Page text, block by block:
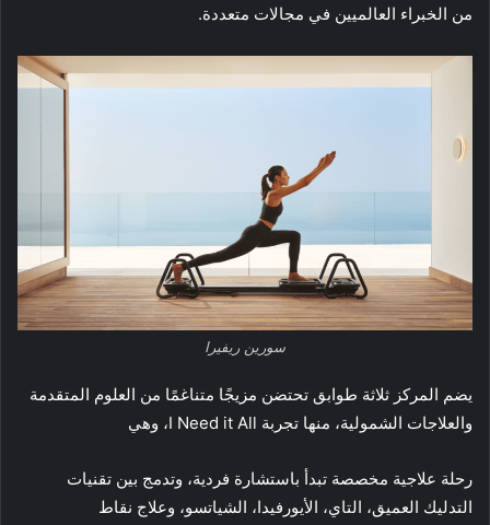
من الخبراء العالميين في مجالات متعددة.
سورين ريفيرا
يضم المركز ثلاثة طوابق تحتضن مزيجًا متناغمًا من العلوم المتقدمة
والعلاجات الشمولية، منها تجربة I Need it All، وهي
رحلة علاجية مخصصة تبدأ باستشارة فردية، وتدمج بين تقنيات
التدليك العميق، التاي، الأيورفيدا، الشياتسو، وعلاج نقاط